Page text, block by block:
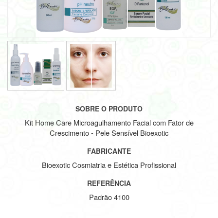
SOBRE O PRODUTO
Kit Home Care Microagulhamento Facial com Fator de
Crescimento - Pele Sensível Bioexotic
FABRICANTE
Bioexotic Cosmiatria e Estética Profissional
REFERÊNCIA
Padrão 4100